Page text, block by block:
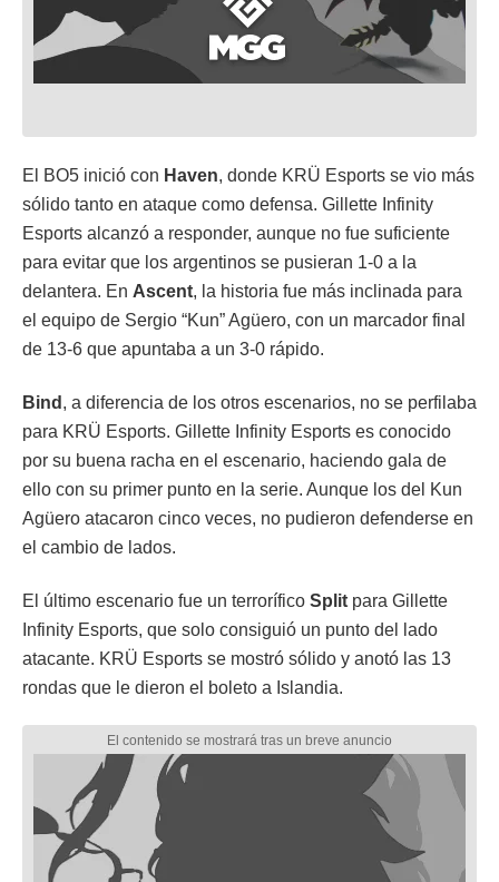
El BO5 inició con Haven, donde KRÜ Esports se vio más
sólido tanto en ataque como defensa. Gillette Infinity
Esports alcanzó a responder, aunque no fue suficiente
para evitar que los argentinos se pusieran 1-0 a la
delantera. En Ascent, la historia fue más inclinada para
el equipo de Sergio “Kun” Agüero, con un marcador final
de 13-6 que apuntaba a un 3-0 rápido.
Bind , a diferencia de los otros escenarios, no se perfilaba
para KRÜ Esports. Gillette Infinity Esports es conocido
por su buena racha en el escenario, haciendo gala de
ello con su primer punto en la serie. Aunque los del Kun
Agüero atacaron cinco veces, no pudieron defenderse en
el cambio de lados.
El último escenario fue un terrorífico Split para Gillette
Infinity Esports, que solo consiguió un punto del lado
atacante. KRÜ Esports se mostró sólido y anotó las 13
rondas que le dieron el boleto a Islandia.